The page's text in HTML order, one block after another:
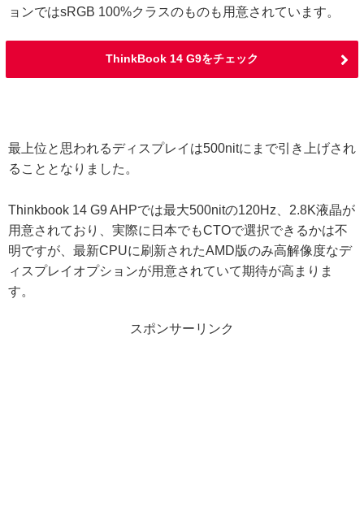
ョンではsRGB 100%クラスのものも用意されています。
ThinkBook 14 G9をチェック
最上位と思われるディスプレイは500nitにまで引き上げされ
ることとなりました。
Thinkbook 14 G9 AHPでは最大500nitの120Hz、2.8K液晶が
用意されており、実際に日本でもCTOで選択できるかは不
明ですが、最新CPUに刷新されたAMD版のみ高解像度なデ
ィスプレイオプションが用意されていて期待が高まりま
す。
スポンサーリンク